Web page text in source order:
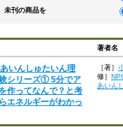
未刊の商品を
著者名
いんしゅたいん理
シリーズ① 5分でア
作ってなんで？と考
エネルギーがわかっ
［著］
修］
あいん